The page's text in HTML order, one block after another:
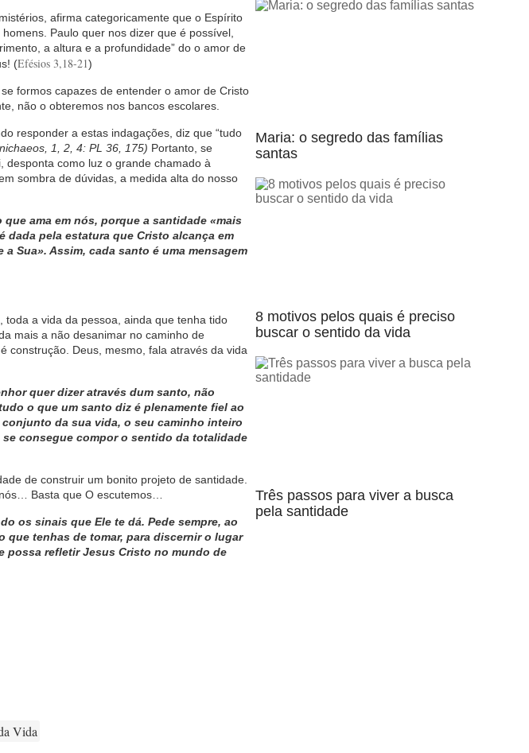
afirma categoricamente que o Espírito
Paulo quer nos dizer que é possível,
a altura e a profundidade” do o amor de
(Efésios 3,18-21)
formos capazes de entender o amor de Cristo
não o obteremos nos bancos escolares.
responder a estas indagações, diz que “tudo
1, 2, 4: PL 36, 175) Portanto, se
desponta como luz o grande chamado à
sombra de dúvidas, a medida alta do nosso
ama em nós, porque a santidade «mais
dada pela estatura que Cristo alcança em
Sua». Assim, cada santo é uma mensagem
a vida da pessoa, ainda que tenha tido
mais a não desanimar no caminho de
construção. Deus, mesmo, fala através da vida
quer dizer através dum santo, não
o que um santo diz é plenamente fiel ao
da sua vida, o seu caminho inteiro
consegue compor o sentido da totalidade
de construir um bonito projeto de santidade.
Basta que O escutemos…
os sinais que Ele te dá. Pede sempre, ao
que tenhas de tomar, para discernir o lugar
possa refletir Jesus Cristo no mundo de
Vida
Maria: o segredo das famílias
santas
8 motivos pelos quais é preciso
buscar o sentido da vida
Três passos para viver a busca
pela santidade